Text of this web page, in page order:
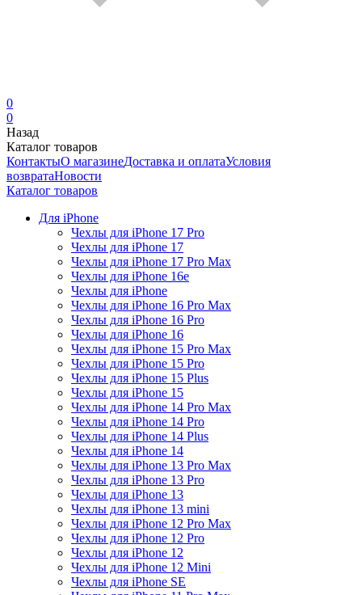
0
0
Назад
Каталог товаров
КонтактыО магазинеДоставка и оплатаУсловия
возвратаНовости
Каталог товаров
Для iPhone
Чехлы для iPhone 17 Pro
Чехлы для iPhone 17
Чехлы для iPhone 17 Pro Max
Чехлы для iPhone 16e
Чехлы для iPhone
Чехлы для iPhone 16 Pro Max
Чехлы для iPhone 16 Pro
Чехлы для iPhone 16
Чехлы для iPhone 15 Pro Max
Чехлы для iPhone 15 Pro
Чехлы для iPhone 15 Plus
Чехлы для iPhone 15
Чехлы для iPhone 14 Pro Max
Чехлы для iPhone 14 Pro
Чехлы для iPhone 14 Plus
Чехлы для iPhone 14
Чехлы для iPhone 13 Pro Max
Чехлы для iPhone 13 Pro
Чехлы для iPhone 13
Чехлы для iPhone 13 mini
Чехлы для iPhone 12 Pro Max
Чехлы для iPhone 12 Pro
Чехлы для iPhone 12
Чехлы для iPhone 12 Mini
Чехлы для iPhone SE